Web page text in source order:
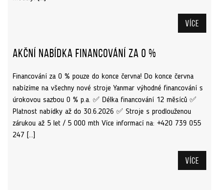
Více
Akční nabídka financování za 0 %
Financování za 0 % pouze do konce června! Do konce června
nabízíme na všechny nové stroje Yanmar výhodné financování s
úrokovou sazbou 0 % p.a. ✅ Délka financování 12 měsíců ✅
Platnost nabídky až do 30.6.2026 ✅ Stroje s prodlouženou
zárukou až 5 let / 5 000 mth Více informací na: +420 739 055
247 […]
Více